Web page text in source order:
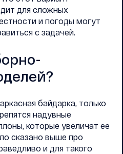
для сложных
и погоды могут
с задачей.
байдарка, только
надувные
которые увеличат ее
сказано выше про
и для такого